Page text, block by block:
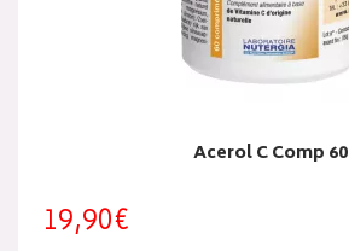
Acerol C Comp 60
19,90€